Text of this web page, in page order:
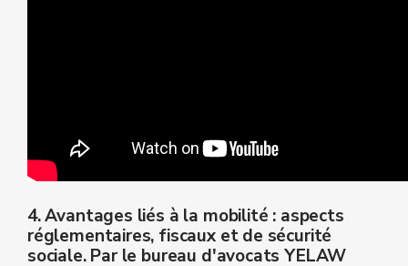
4. Avantages liés à la mobilité : aspects
réglementaires, fiscaux et de sécurité
sociale. Par le bureau d'avocats YELAW